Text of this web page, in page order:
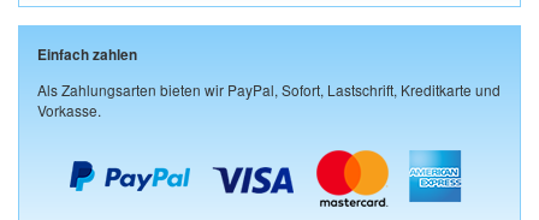
Einfach zahlen
Als Zahlungsarten bieten wir PayPal, Sofort, Lastschrift, Kreditkarte und
Vorkasse.